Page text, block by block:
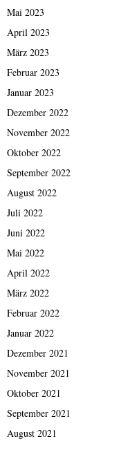
Mai 2023
April 2023
März 2023
Februar 2023
Januar 2023
Dezember 2022
November 2022
Oktober 2022
September 2022
August 2022
Juli 2022
Juni 2022
Mai 2022
April 2022
März 2022
Februar 2022
Januar 2022
Dezember 2021
November 2021
Oktober 2021
September 2021
August 2021